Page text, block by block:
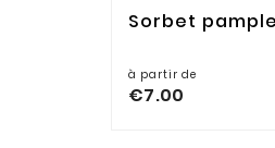
Sorbet
à partir de
€7.00